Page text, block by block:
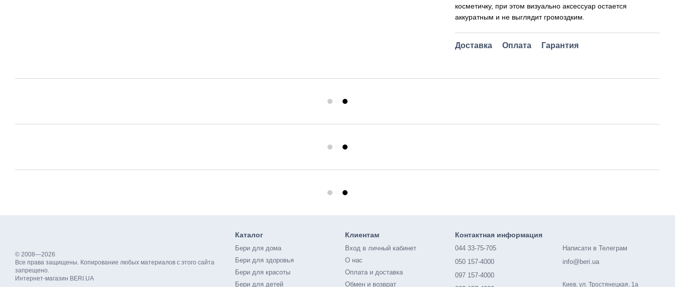
косметичку, при этом визуально аксессуар остается
аккуратным и не выглядит громоздким.
Доставка Оплата Гарантия
© 2008—2026
Все права защищены. Копирование любых материалов с этого сайта
запрещено.
Интернет-магазин BERI.UA
Каталог
Бери для дома
Бери для здоровья
Бери для красоты
Бери для детей
Клиентам
Вход в личный кабинет
О нас
Оплата и доставка
Обмен и возврат
Контактная информация
044 33-75-705
050 157-4000
097 157-4000
Написати в Телеграм
info@beri.ua
Киев, ул. Тростянецкая, 1а